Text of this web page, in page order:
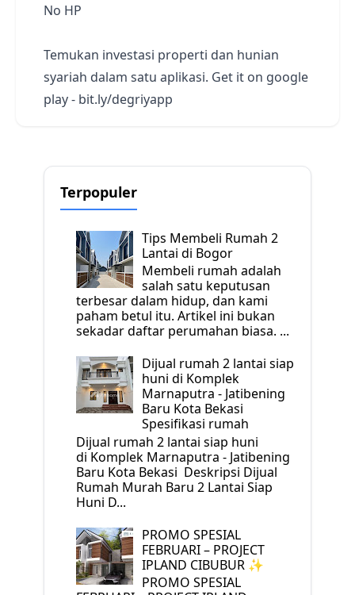
No HP
Temukan investasi properti dan hunian
syariah dalam satu aplikasi. Get it on google
play - bit.ly/degriyapp
Terpopuler
Tips Membeli Rumah 2
Lantai di Bogor
Membeli rumah adalah
salah satu keputusan
terbesar dalam hidup, dan kami
paham betul itu. Artikel ini bukan
sekadar daftar perumahan biasa. ...
Dijual rumah 2 lantai siap
huni di Komplek
Marnaputra - Jatibening
Baru Kota Bekasi
Spesifikasi rumah
Dijual rumah 2 lantai siap huni
di Komplek Marnaputra - Jatibening
Baru Kota Bekasi Deskripsi Dijual
Rumah Murah Baru 2 Lantai Siap
Huni D...
PROMO SPESIAL
FEBRUARI – PROJECT
IPLAND CIBUBUR ✨
PROMO SPESIAL